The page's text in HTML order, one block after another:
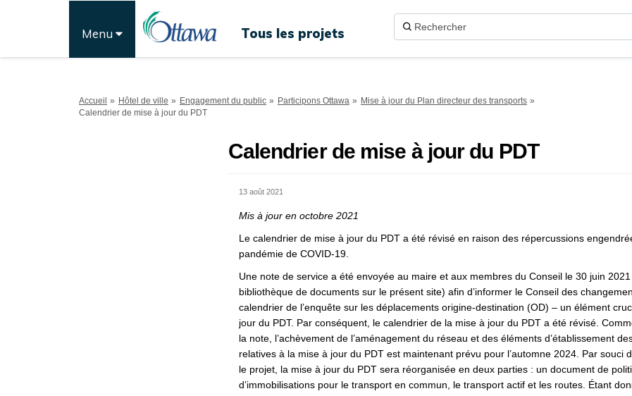
Menu Tous les projets
Vous êtes ici:
Accueil Hôtel de ville Engagement du public Participons Ottawa
Mise à jour du Plan directeur des transports
Calendrier de mise à jour du PDT
Calendrier de mise à jour du PDT
13 août 2021
Mis à jour en octobre 2021
Le calendrier de mise à jour du PDT a été révisé en raison des répercussions
pandémie de COVID-19.
Une note de service a été envoyée au maire et aux membres du Conseil le 30 juin
bibliothèque de documents sur le présent site) afin d’informer le Conseil des
calendrier de l’enquête sur les déplacements origine-destination (OD) – un élément
jour du PDT. Par conséquent, le calendrier de la mise à jour du PDT a été révisé.
la note, l’achèvement de l’aménagement du réseau et des éléments d’établissement
relatives à la mise à jour du PDT est maintenant prévu pour l’automne 2024. Par souci
le projet, la mise à jour du PDT sera réorganisée en deux parties : un document de
d’immobilisations pour le transport en commun, le transport actif et les routes. Étant